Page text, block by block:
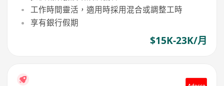
工作時間靈活，適用時採用混合或調整工時
享有銀行假期
$15K-23K/月